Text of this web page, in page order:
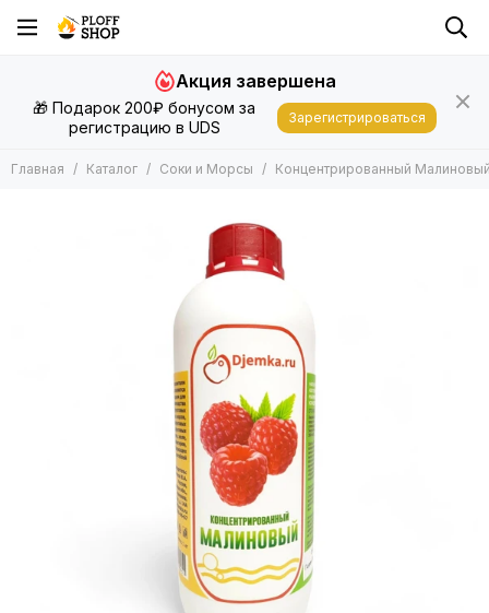
🎁 Подарок 200₽ бонусом за
регистрацию в UDS
Акция завершена
Зарегистрироваться
Главная Каталог Соки и Морсы Концентрированный